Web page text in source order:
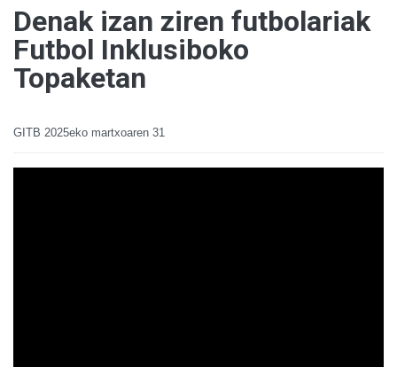
Denak izan ziren futbolariak
Futbol Inklusiboko
Topaketan
GITB 2025eko martxoaren 31